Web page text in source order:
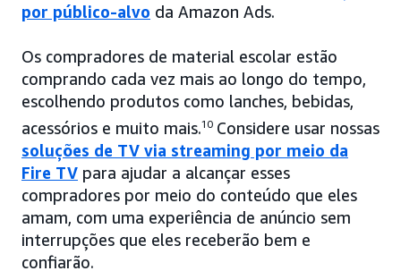
por público-alvo da Amazon Ads.
Os compradores de material escolar estão
comprando cada vez mais ao longo do tempo,
escolhendo produtos como lanches, bebidas,
acessórios e muito mais.10Considere usar nossas
soluções de TV via streaming por meio da
Fire TV para ajudar a alcançar esses
compradores por meio do conteúdo que eles
amam, com uma experiência de anúncio sem
interrupções que eles receberão bem e
confiarão.